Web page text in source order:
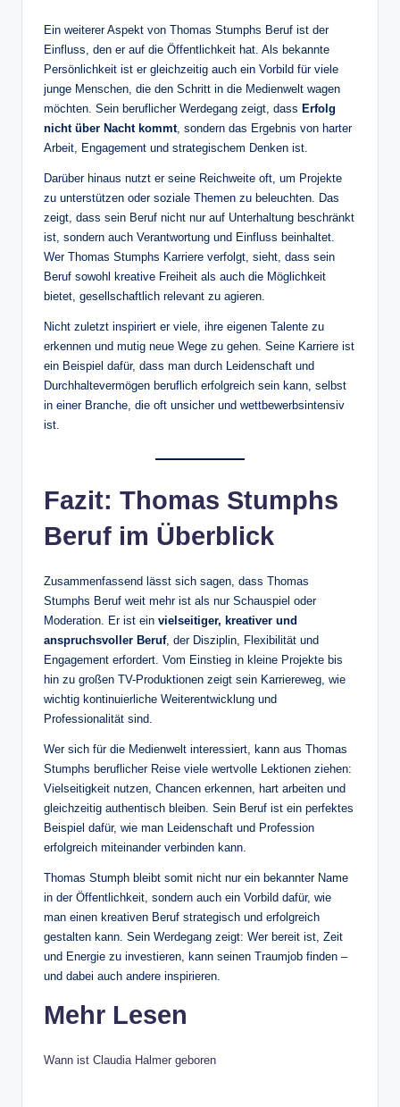
Ein weiterer Aspekt von Thomas Stumphs Beruf ist der
Einfluss, den er auf die Öffentlichkeit hat. Als bekannte
Persönlichkeit ist er gleichzeitig auch ein Vorbild für viele
junge Menschen, die den Schritt in die Medienwelt wagen
möchten. Sein beruflicher Werdegang zeigt, dass Erfolg
nicht über Nacht kommt, sondern das Ergebnis von harter
Arbeit, Engagement und strategischem Denken ist.
Darüber hinaus nutzt er seine Reichweite oft, um Projekte
zu unterstützen oder soziale Themen zu beleuchten. Das
zeigt, dass sein Beruf nicht nur auf Unterhaltung beschränkt
ist, sondern auch Verantwortung und Einfluss beinhaltet.
Wer Thomas Stumphs Karriere verfolgt, sieht, dass sein
Beruf sowohl kreative Freiheit als auch die Möglichkeit
bietet, gesellschaftlich relevant zu agieren.
Nicht zuletzt inspiriert er viele, ihre eigenen Talente zu
erkennen und mutig neue Wege zu gehen. Seine Karriere ist
ein Beispiel dafür, dass man durch Leidenschaft und
Durchhaltevermögen beruflich erfolgreich sein kann, selbst
in einer Branche, die oft unsicher und wettbewerbsintensiv
ist.
Fazit: Thomas Stumphs
Beruf im Überblick
Zusammenfassend lässt sich sagen, dass Thomas
Stumphs Beruf weit mehr ist als nur Schauspiel oder
Moderation. Er ist ein vielseitiger, kreativer und
anspruchsvoller Beruf, der Disziplin, Flexibilität und
Engagement erfordert. Vom Einstieg in kleine Projekte bis
hin zu großen TV-Produktionen zeigt sein Karriereweg, wie
wichtig kontinuierliche Weiterentwicklung und
Professionalität sind.
Wer sich für die Medienwelt interessiert, kann aus Thomas
Stumphs beruflicher Reise viele wertvolle Lektionen ziehen:
Vielseitigkeit nutzen, Chancen erkennen, hart arbeiten und
gleichzeitig authentisch bleiben. Sein Beruf ist ein perfektes
Beispiel dafür, wie man Leidenschaft und Profession
erfolgreich miteinander verbinden kann.
Thomas Stumph bleibt somit nicht nur ein bekannter Name
in der Öffentlichkeit, sondern auch ein Vorbild dafür, wie
man einen kreativen Beruf strategisch und erfolgreich
gestalten kann. Sein Werdegang zeigt: Wer bereit ist, Zeit
und Energie zu investieren, kann seinen Traumjob finden –
und dabei auch andere inspirieren.
Mehr Lesen
Wann ist Claudia Halmer geboren